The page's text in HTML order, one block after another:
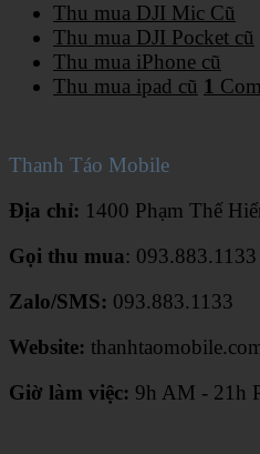
Thu mua DJI Mic Cũ
Thu mua DJI Pocket cũ
Thu mua iPhone cũ
Thu mua ipad cũ 1
Thanh Táo Mobile
Địa chỉ: 1400 Phạm Thế
Gọi thu mua: 093.883.1133
Zalo/SMS: 093.883.1133
Website:
Giờ làm việc: 9h AM - 21h